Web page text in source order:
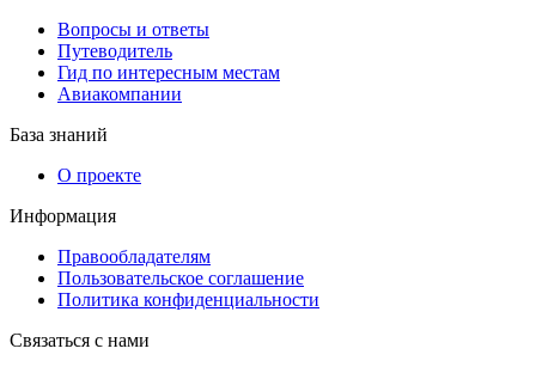
Вопросы и ответы
Путеводитель
Гид по интересным местам
Авиакомпании
База знаний
О проекте
Информация
Правообладателям
Пользовательское соглашение
Политика конфиденциальности
Связаться с нами